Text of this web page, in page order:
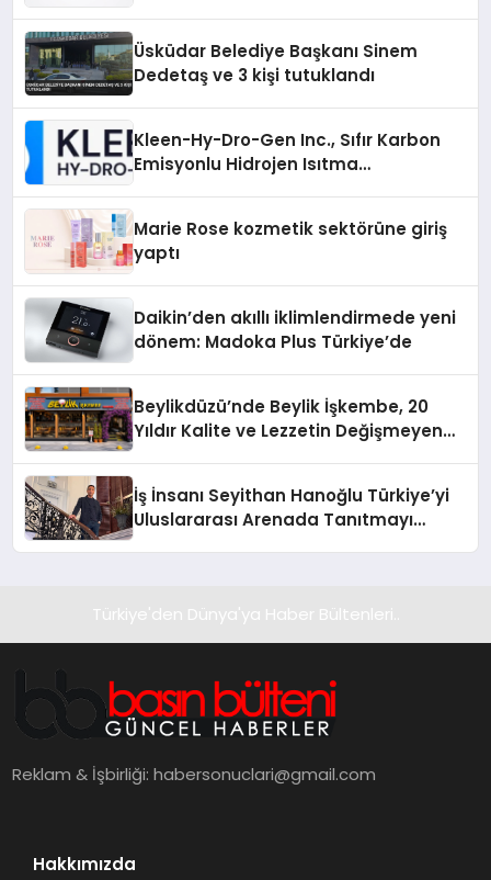
Üsküdar Belediye Başkanı Sinem
Dedetaş ve 3 kişi tutuklandı
Kleen-Hy-Dro-Gen Inc., Sıfır Karbon
Emisyonlu Hidrojen Isıtma
Marie Rose kozmetik sektörüne giriş
yaptı
Daikin’den akıllı iklimlendirmede yeni
dönem: Madoka Plus Türkiye’de
Beylikdüzü’nde Beylik İşkembe, 20
Yıldır Kalite ve Lezzetin Değişmeyen
İş İnsanı Seyithan Hanoğlu Türkiye’yi
Uluslararası Arenada Tanıtmayı
Türkiye'den Dünya'ya Haber Bültenleri..
Reklam & İşbirliği:habersonuclari@gmail.com
Hakkımızda